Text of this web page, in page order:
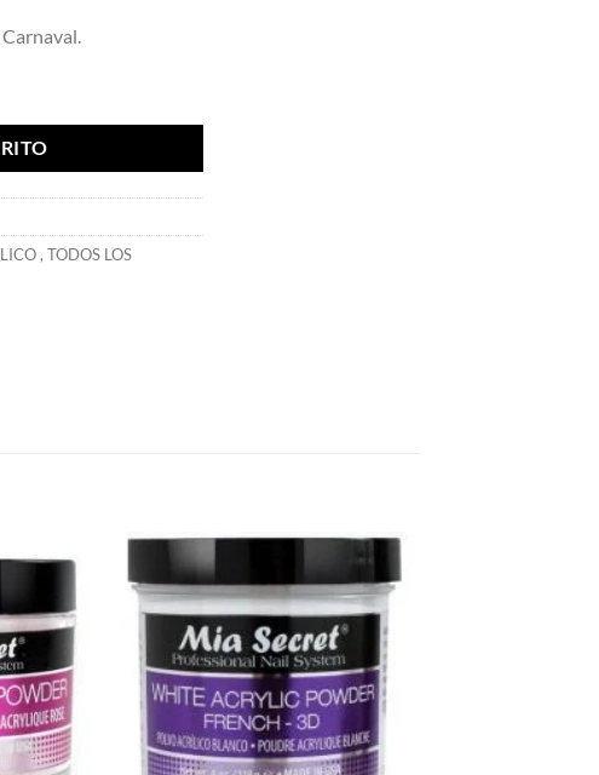
, TODOS LOS
a la
lista de
Añadir
a la
lista de
deseos